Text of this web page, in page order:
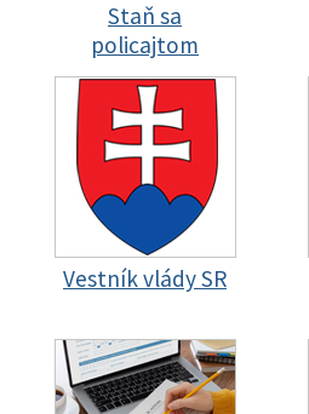
Staň sa
policajtom
Vestník vlády SR